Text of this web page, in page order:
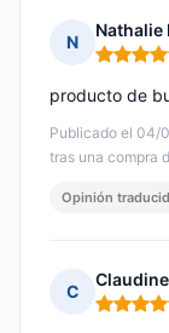
N
Nathalie
Nota: 5
Publicado el 04/
tras una compra
producto de
Opinión
C
Nota: 5